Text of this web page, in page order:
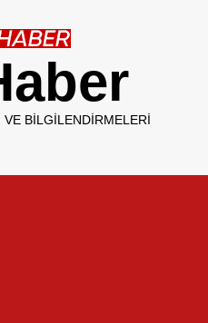
BILGILENDIRMELERI